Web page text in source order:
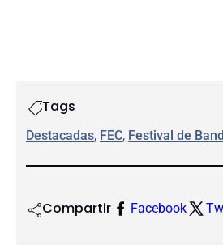
Tags
Destacadas, FEC, Festival de
Compartir Facebook